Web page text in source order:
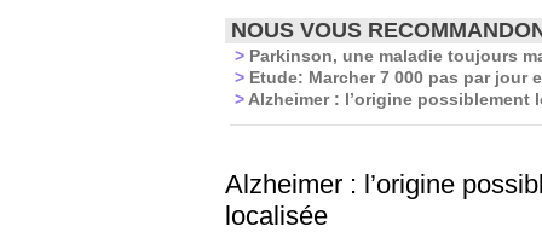
NOUS VOUS
> Parkinson, une maladie toujours
> Etude: Marcher 7 000 pas par jour
> Alzheimer : l’origine possiblement
Alzheimer : l’origine
localisée